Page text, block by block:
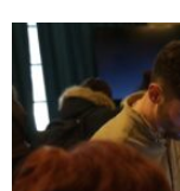
c
l
t
e
e
c
l
a